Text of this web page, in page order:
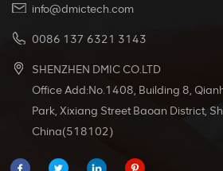
info@dmictech.com
0086 137 6321 3143
SHENZHEN DMIC CO.LTD
Office Add:No.1408, Building 8,
Park, Xixiang Street Baoan District,
China(518102)